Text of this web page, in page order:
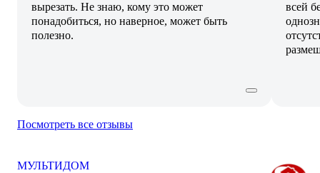
вырезать. Не знаю, кому это может
понадобиться, но наверное, может быть
полезно.
всей
Посмотреть все отзывы
МУЛЬТИДОМ